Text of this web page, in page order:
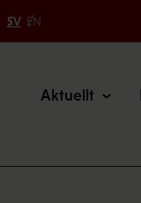
SV EN
Aktuellt